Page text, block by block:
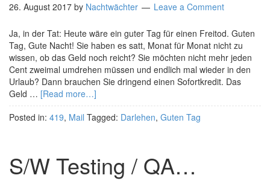
26. August 2017 by Nachtwächter Leave a Comment
Ja, in der Tat: Heute wäre ein guter Tag für einen Freitod. Guten
Tag, Gute Nacht! Sie haben es satt, Monat für Monat nicht zu
wissen, ob das Geld noch reicht? Sie möchten nicht mehr jeden
Cent zweimal umdrehen müssen und endlich mal wieder in den
Urlaub? Dann brauchen Sie dringend einen Sofortkredit. Das
Geld … [Read more…]
Posted in: 419, Mail Tagged: Darlehen, Guten Tag
S/W Testing / QA…